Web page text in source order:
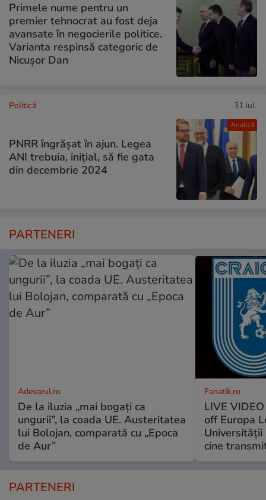
Primele nume pentru un
premier tehnocrat au fost deja
avansate în negocierile politice.
Varianta respinsă categoric de
Nicușor Dan
Analiză
Politică 31 iul.
PNRR îngrășat în ajun. Legea
ANI trebuia, inițial, să fie gata
din decembrie 2024
PARTENERI
Adevarul.ro
De la iluzia „mai bogați ca
ungurii”, la coada UE. Austeritatea
lui Bolojan, comparată cu „Epoca
de Aur”
Fanatik.ro
LIVE
off Europa
Universității
cine
PARTENERI